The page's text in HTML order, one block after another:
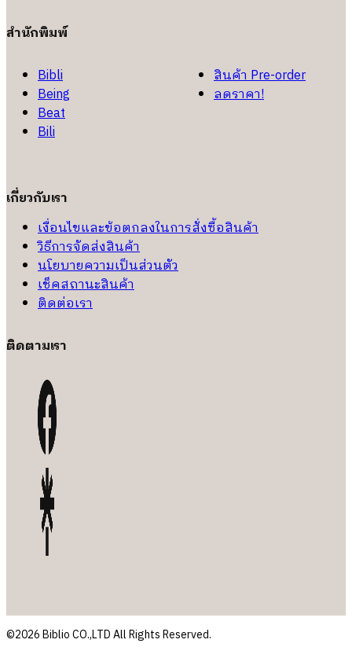
สำนักพิมพ์
Bibli
Being
Beat
Bili
สินค้า Pre-order
ลดราคา!
เกี่ยวกับเรา
เงื่อนไขและข้อตกลงในการสั่งซื้อสินค้า
วิธีการจัดส่งสินค้า
นโยบายความเป็นส่วนตัว
เช็คสถานะสินค้า
ติดต่อเรา
ติดตามเรา
©2026 Biblio CO.,LTD All Rights Reserved.